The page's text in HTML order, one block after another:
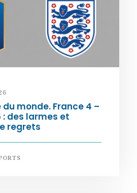
du monde. France 4 –
des larmes et
regrets